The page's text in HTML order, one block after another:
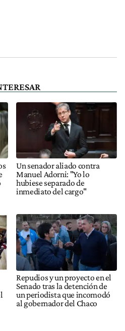
Un senador aliado contra
Manuel Adorni: "Yo lo
hubiese separado de
inmediato del cargo"
Repudios y un proyecto en el
Senado tras la detención de
un periodista que incomodó
al gobernador del Chaco